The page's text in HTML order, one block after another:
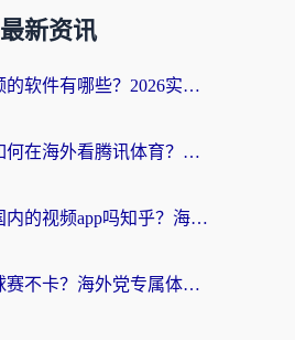
最新资讯
海外看腾讯视频的软件有哪些？2026实测有效，留学生都在用的回国加速器指南
海外党必看：如何在海外看腾讯体育？解决赛事直播地区限制的终极指南
在国外可以看国内的视频app吗知乎？海外党亲测有效的追剧加速方案
在国外怎么看球赛不卡？海外党专属体育直播自由指南